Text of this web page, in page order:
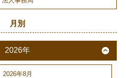
月別
2026年
2026年8月